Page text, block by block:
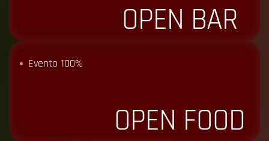
OPEN BAR
Evento 100%
OPEN FOOD